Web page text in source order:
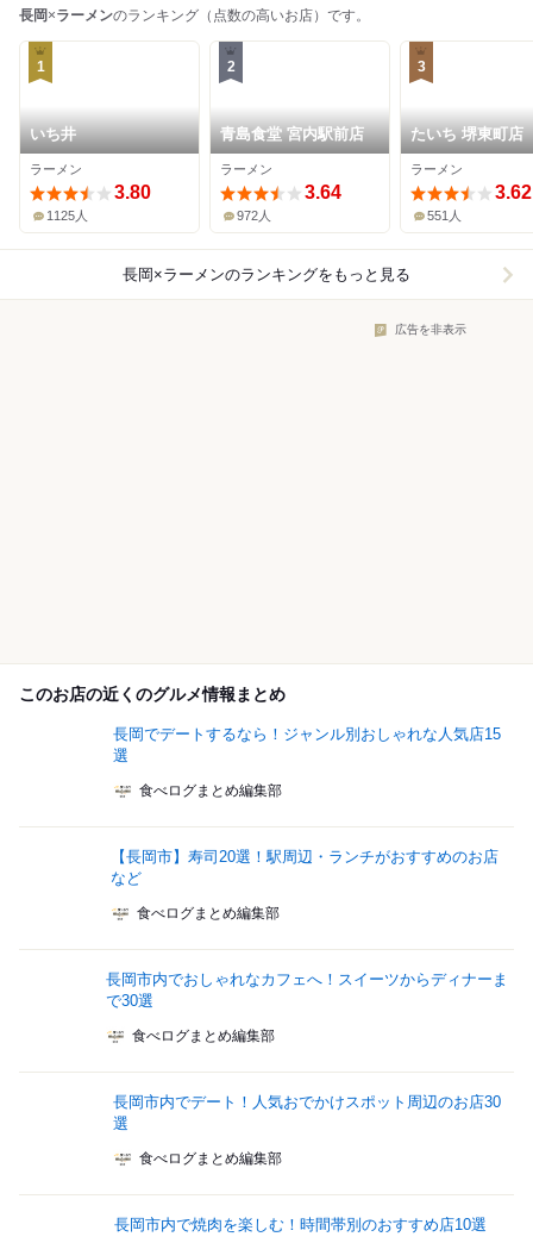
長岡 ×ラーメンのランキング（点数の高いお店）です。
1
いち井
ラーメン
3.80
1125人
2
青島食堂 宮内駅前店
ラーメン
3.64
972人
3
たいち 堺東町店
ラーメン
3.62
551人
長岡×ラーメンのランキングをもっと見る
広告を非表示
このお店の近くのグルメ情報まとめ
長岡でデートするなら！ジャンル別おしゃれな人気店15
選
食べログまとめ編集部
【長岡市】寿司20選！駅周辺・ランチがおすすめのお店
など
食べログまとめ編集部
長岡市内でおしゃれなカフェへ！スイーツからディナーま
で30選
食べログまとめ編集部
長岡市内でデート！人気おでかけスポット周辺のお店30
選
食べログまとめ編集部
長岡市内で焼肉を楽しむ！時間帯別のおすすめ店10選